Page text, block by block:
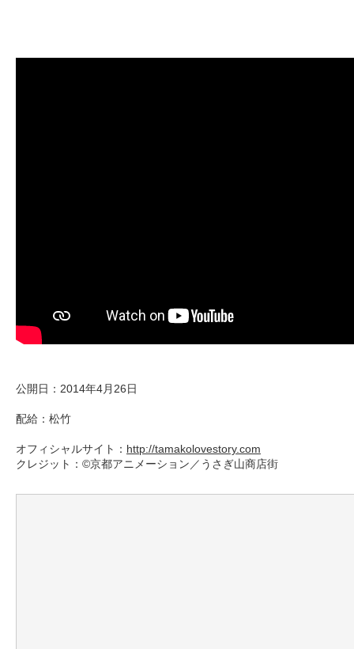
公開日：2014年4月26日
配給：松竹
オフィシャルサイト： http://tamakolovestory.com
クレジット：©京都アニメーション／うさぎ山商店街